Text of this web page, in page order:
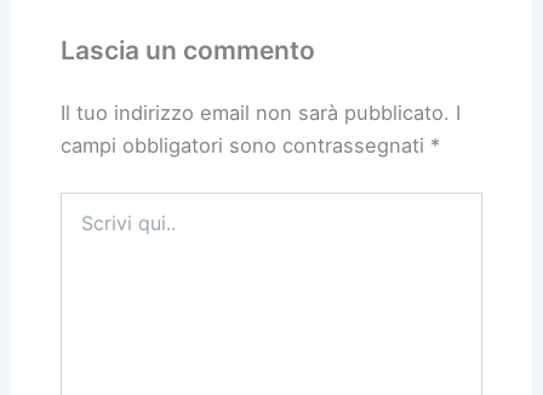
Lascia un commento
Il tuo indirizzo email non sarà pubblicato. I
campi obbligatori sono contrassegnati *
qui..